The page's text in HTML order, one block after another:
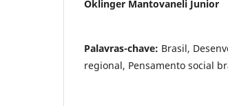
Oklinger Mantovaneli Junior
Palavras-chave: Brasil,
regional, Pensamento social